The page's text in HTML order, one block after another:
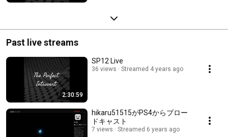
Past live streams
2:30:59
SP12 Live
36 views Streamed 4 years ago
hikaru51515がPS4からブロー
ドキャスト
7 views Streamed 6 years ago